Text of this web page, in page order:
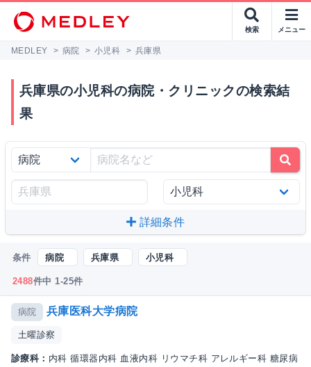
検索 メニュー
MEDLEY > 病院 > 小児科 > 兵庫県
兵庫県の小児科の病院・クリニックの検索結
果
詳細条件
条件 病院 兵庫県 小児科
2488件中 1-25件
病院 兵庫医科大学病院
土曜診察
診療科： 内科 循環器内科 血液内科 リウマチ科 アレルギー科 糖尿病